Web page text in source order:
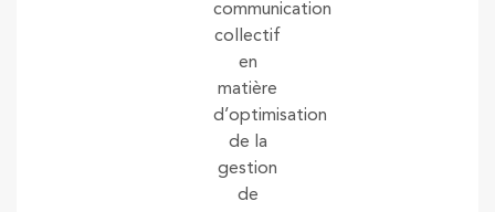
communication
collectif
en
matière
d’optimisation
de la
gestion
de